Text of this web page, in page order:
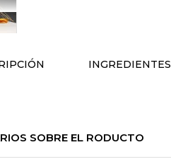
INGREDIENTES
SOBRE EL RODUCTO